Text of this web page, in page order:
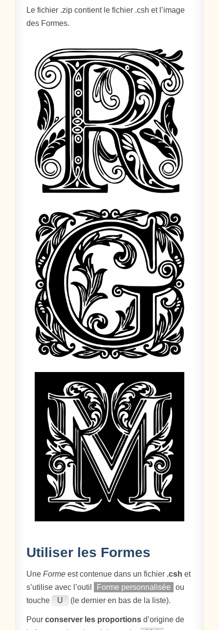
Le fichier .zip contient le fichier .csh et l’image
des Formes.
Utiliser les Formes
UneForme est contenue dans un fichier .csh et
s’utilise avec l’outil
Forme personnalisée
ou
touche
U (le dernier en bas de la liste).
Pourconserver les proportions d’origine de